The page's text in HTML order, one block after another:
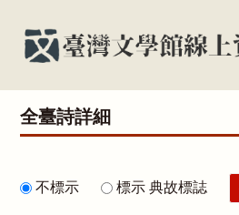
全臺詩詳細
不標示 標示 典故標誌